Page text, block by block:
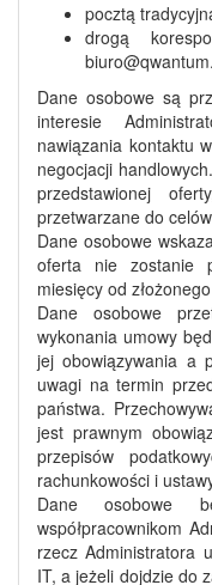
pocztą
drogą
Dane osobowe są
interesie
nawiązania kontaktu
negocjacji
przedstawionej
przetwarzane do
Dane osobowe
oferta nie zostanie
miesięcy od
Dane osobowe
wykonania umowy
jej obowiązywania a
uwagi na termin
państwa.
jest prawnym
przepisów
rachunkowości i
Dane osobowe
współpracownikom
rzecz Administratora
IT, a jeżeli dojdzie do